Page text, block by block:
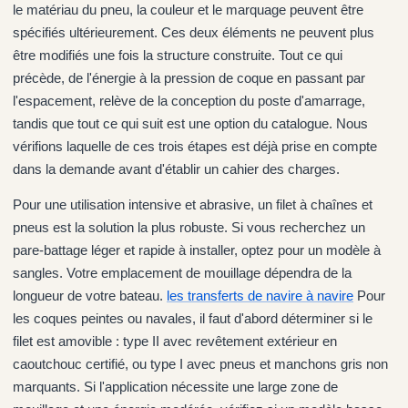
le matériau du pneu, la couleur et le marquage peuvent être
spécifiés ultérieurement. Ces deux éléments ne peuvent plus
être modifiés une fois la structure construite. Tout ce qui
précède, de l'énergie à la pression de coque en passant par
l'espacement, relève de la conception du poste d'amarrage,
tandis que tout ce qui suit est une option du catalogue. Nous
vérifions laquelle de ces trois étapes est déjà prise en compte
dans la demande avant d'établir un cahier des charges.
Pour une utilisation intensive et abrasive, un filet à chaînes et
pneus est la solution la plus robuste. Si vous recherchez un
pare-battage léger et rapide à installer, optez pour un modèle à
sangles. Votre emplacement de mouillage dépendra de la
longueur de votre bateau. les transferts de navire à navire Pour
les coques peintes ou navales, il faut d'abord déterminer si le
filet est amovible : type II avec revêtement extérieur en
caoutchouc certifié, ou type I avec pneus et manchons gris non
marquants. Si l'application nécessite une large zone de